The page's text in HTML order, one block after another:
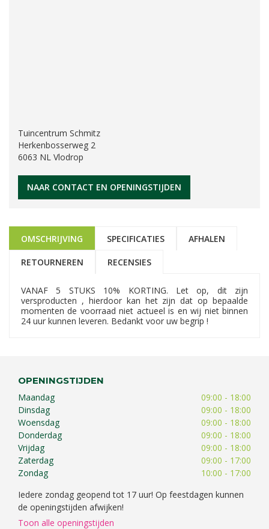
Tuincentrum Schmitz
Herkenbosserweg 2
6063 NL Vlodrop
NAAR CONTACT EN OPENINGSTIJDEN
OMSCHRIJVING SPECIFICATIES AFHALEN
RETOURNEREN RECENSIES
VANAF 5 STUKS 10% KORTING. Let op, dit zijn
versproducten , hierdoor kan het zijn dat op bepaalde
momenten de voorraad niet actueel is en wij niet binnen
24 uur kunnen leveren. Bedankt voor uw begrip !
OPENINGSTIJDEN
Maandag
09:00 - 18:00
Dinsdag
09:00 - 18:00
Woensdag
09:00 - 18:00
Donderdag
09:00 - 18:00
Vrijdag
09:00 - 18:00
Zaterdag
09:00 - 17:00
Zondag
10:00 - 17:00
Iedere zondag geopend tot 17 uur! Op feestdagen kunnen
de openingstijden afwijken!
Toon alle openingstijden